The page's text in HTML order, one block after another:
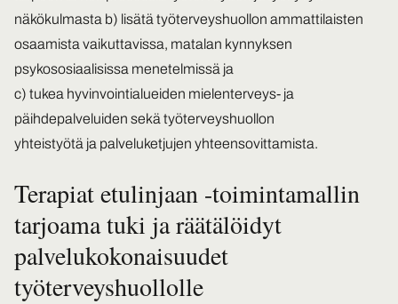
näkökulmasta b) lisätä työterveyshuollon ammattilaisten
osaamista vaikuttavissa, matalan kynnyksen
psykososiaalisissa menetelmissä ja
c) tukea hyvinvointialueiden mielenterveys- ja
päihdepalveluiden sekä työterveyshuollon
yhteistyötä ja palveluketjujen yhteensovittamista.
Terapiat etulinjaan -toimintamallin
tarjoama tuki ja räätälöidyt
palvelukokonaisuudet
työterveyshuollolle